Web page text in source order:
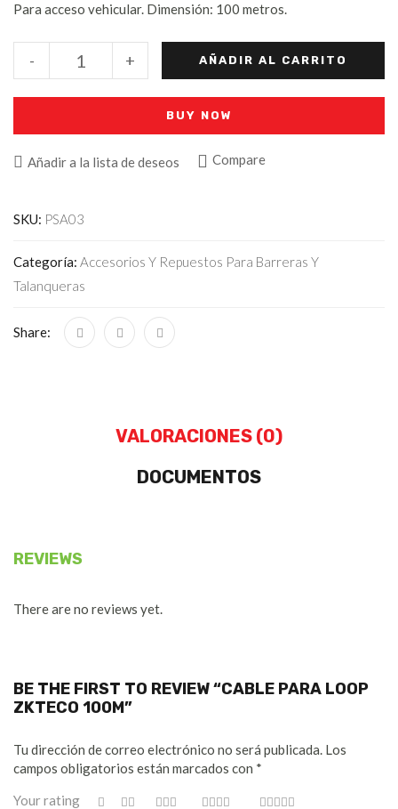
Para acceso vehicular. Dimensión: 100 metros.
+
- AÑADIR AL CARRITO
BUY NOW
Añadir a la lista de deseos Compare
SKU: PSA03
Categoría: Accesorios Y Repuestos Para Barreras Y
Talanqueras
Share:
VALORACIONES (0)
DOCUMENTOS
REVIEWS
There are no reviews yet.
BE THE FIRST TO REVIEW “CABLE PARA LOOP
ZKTECO 100M”
Tu dirección de correo electrónico no será publicada. Los
campos obligatorios están marcados con *
Your rating